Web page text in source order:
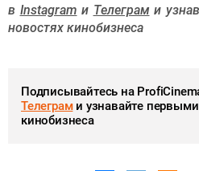
в Instagram и Телеграм и
новостях кинобизнеса
Подписывайтесь на
Телеграми узнавайте
кинобизнеса